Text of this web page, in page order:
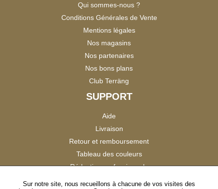
Qui sommes-nous ?
Conditions Générales de Vente
Mentions légales
Nos magasins
Nos partenaires
Nos bons plans
Club Terräng
SUPPORT
Aide
Livraison
Retour et remboursement
Tableau des couleurs
Réduction professionnels
Sur notre site, nous recueillons à chacune de vos visites des